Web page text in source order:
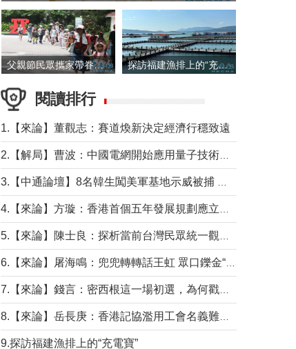
父親節民眾攜家帶眷出遊 探訪福建漁排上的“充電寶”
閱讀排行
1.【來論】董觀志：賽道煥新決定經濟行穩致遠
9.探訪福建漁排上的“充電寶”